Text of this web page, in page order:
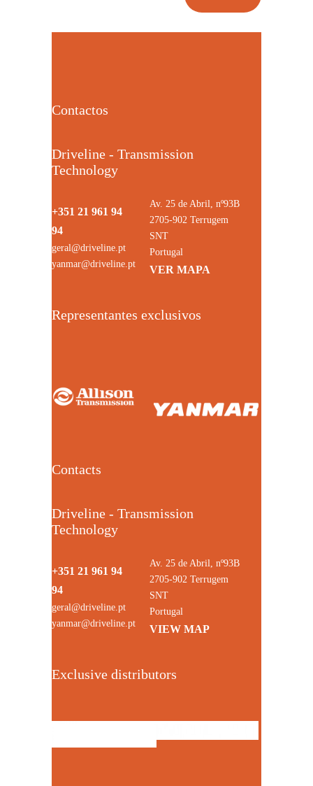
Contactos
Driveline - Transmission
Technology
+351 21 961 94
94
geral@driveline.pt
yanmar@driveline.pt
Av. 25 de Abril, nº93B
2705-902 Terrugem
SNT
Portugal
VER MAPA
Representantes exclusivos
Contacts
Driveline - Transmission
Technology
+351 21 961 94
94
geral@driveline.pt
yanmar@driveline.pt
Av. 25 de Abril, nº93B
2705-902 Terrugem
SNT
Portugal
VIEW MAP
Exclusive distributors